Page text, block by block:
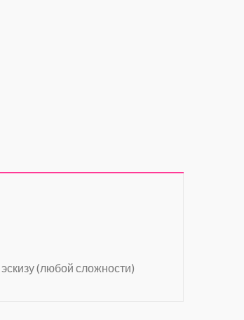
(любой сложности)